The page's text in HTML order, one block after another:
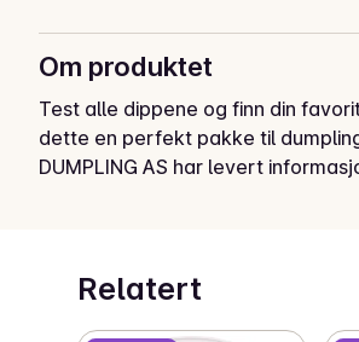
Om produktet
Test alle dippene og finn din
dette en perfekt pakke til
DUMPLING AS har levert
Relatert